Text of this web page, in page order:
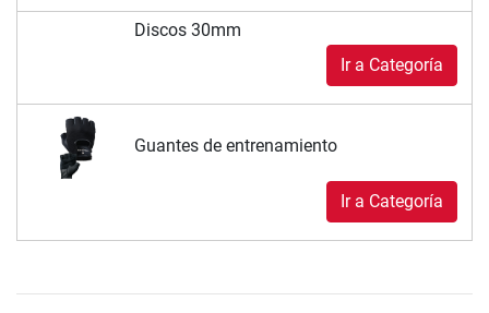
Discos 30mm
Ir a Categoría
Guantes de entrenamiento
Ir a Categoría